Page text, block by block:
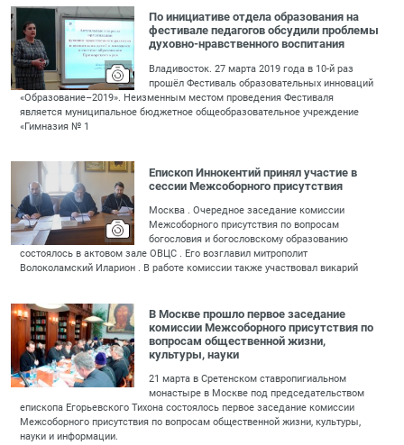
По инициативе отдела образования на
фестивале педагогов обсудили проблемы
духовно-нравственного воспитания
Владивосток. 27 марта 2019 года в 10-й раз
прошёл Фестиваль образовательных инноваций
«Образование–2019». Неизменным местом проведения Фестиваля
является муниципальное бюджетное общеобразовательное учреждение
«Гимназия № 1
Епископ Иннокентий принял участие в
сессии Межсоборного присутствия
Москва . Очередное заседание комиссии
Межсоборного присутствия по вопросам
богословия и богословскому образованию
состоялось в актовом зале ОВЦС . Его возглавил митрополит
Волоколамский Иларион . В работе комиссии также участвовал викарий
В Москве прошло первое заседание
комиссии Межсоборного присутствия по
вопросам общественной жизни,
культуры, науки
21 марта в Сретенском ставропигиальном
монастыре в Москве под председательством
епископа Егорьевского Тихона состоялось первое заседание комиссии
Межсоборного присутствия по вопросам общественной жизни, культуры,
науки и информации.